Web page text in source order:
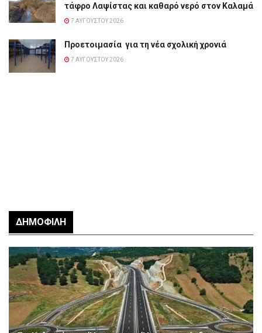
τάφρο Λαψίστας και καθαρό νερό στον Καλαμά
7 ΑΥΓΟΎΣΤΟΥ 2026
Προετοιμασία για τη νέα σχολική χρονιά
7 ΑΥΓΟΎΣΤΟΥ 2026
ΔΗΜΟΦΙΛΉ